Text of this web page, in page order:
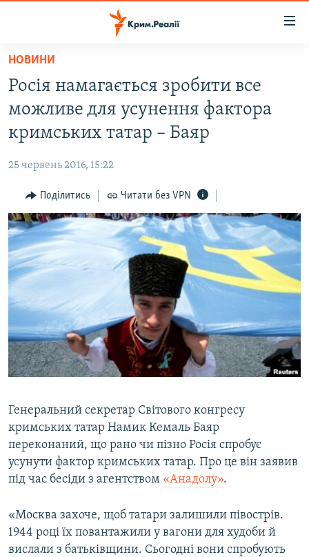
Перейти
основного
матеріалу
до
основної
навігації
Перейти
до
пошуку
БЛОГИ
ПОГЛЯД
ІНТЕРВ'Ю
ВСЕ ЗА ДЕНЬ
СПЕЦПРОЕКТИ
ВІДЕОУРОКИ «ELIFBE»
СВІДЧЕННЯ ОКУПАЦІЇ
УКРАЇНСЬКА ПРОБЛЕМА КРИМУ
ЯК ОБІЙТИ БЛОКУВАННЯ
Русский
Qırımtatar
Усі сайти RFE/RL
НОВИНИ
Росія намагається зробити все
можливе для усунення фактора
кримських татар – Баяр
25 червень 2016, 15:22
Поділитись Читати без VPN
Генеральний секретар Світового конгресу
кримських татар Намик Кемаль Баяр
переконаний, що рано чи пізно Росія спробує
усунути фактор кримських татар. Про це він заявив
під час бесіди з агентством «Анадолу».
«Москва захоче, щоб татари залишили півострів.
1944 році їх повантажили у вагони для худоби й
вислали з батьківщини. Сьогодні вони спробують